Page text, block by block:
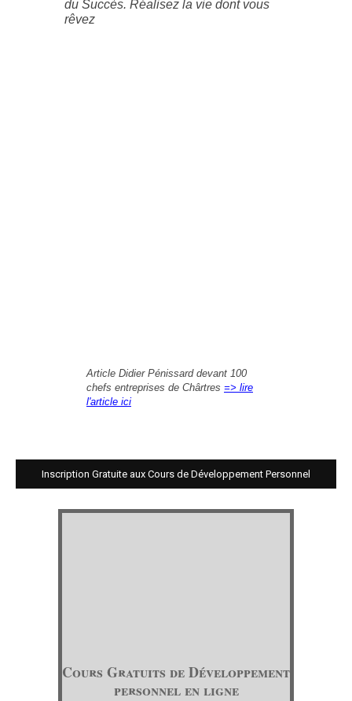
du Succès. Réalisez la vie dont vous
rêvez
Article Didier Pénissard devant 100
chefs entreprises de Chârtres => lire
l'article ici
Inscription Gratuite aux Cours de Développement Personnel
Cours Gratuits de Développement
personnel en ligne